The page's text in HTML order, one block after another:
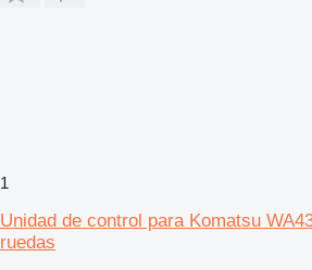
1
Unidad de control para Komatsu
ruedas